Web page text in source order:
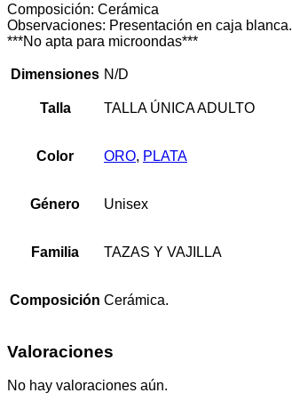
Composición: Cerámica
Observaciones: Presentación en caja blanca.
***No apta para microondas***
Dimensiones N/D
Talla TALLA ÚNICA ADULTO
Color ORO, PLATA
Género Unisex
Familia TAZAS Y VAJILLA
Composición Cerámica.
Valoraciones
No hay valoraciones aún.